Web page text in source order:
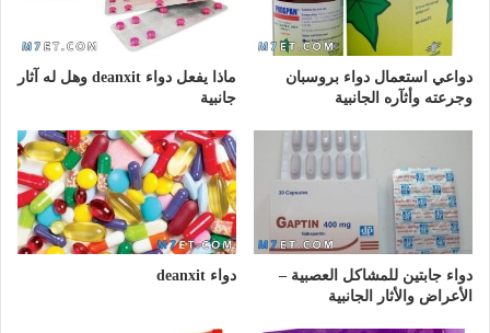
دواعي استعمال دواء بروسبان
وجرعته وأثآره الجانبية
ماذا يفعل دواء deanxit وهل له آثار
جانبية
دواء جابتين للمشاكل العصبية –
الأعراض والأثار الجانبية
دواء deanxit